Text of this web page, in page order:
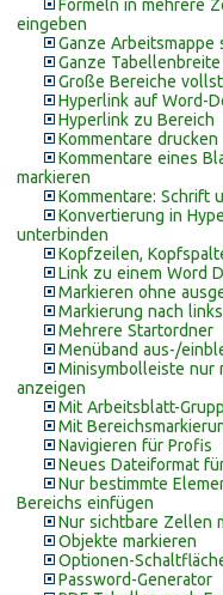
Formeln in mehrere
eingeben
Ganze Arbeitsmappe
Ganze
Große Bereiche
Hyperlink auf Word-
Hyperlink zu Bereich
Kommentare drucken
Kommentare eines
markieren
Kommentare: Schrift
Konvertierung in
unterbinden
Kopfzeilen,
Link zu einem Word
Markieren ohne
Markierung nach
Mehrere Startordner
Menüband aus-/
Minisymbolleiste nur
anzeigen
Mit Arbeitsblatt-
Mit
Navigieren für Profis
Neues Dateiformat
Nur bestimmte
Bereichs einfügen
Nur sichtbare Zellen
Objekte markieren
Optionen-
Password-Generator